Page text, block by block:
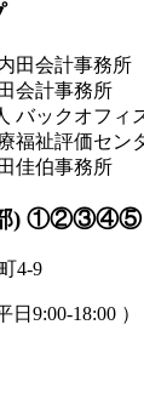
田会計事務所
会計事務所
バックオフィ
福祉評価セン
佳伯事務所
部) ①②③④⑤
4-9
日9:00-18:00 ）